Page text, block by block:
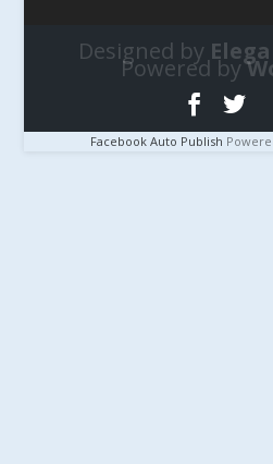
Designed by
Powered by
Facebook Auto Publish